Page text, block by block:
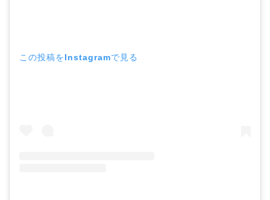
この投稿をInstagramで見る